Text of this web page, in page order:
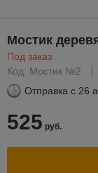
Мостик
Под заказ
Код: Мостик №2
Отправка с 26
525 руб.